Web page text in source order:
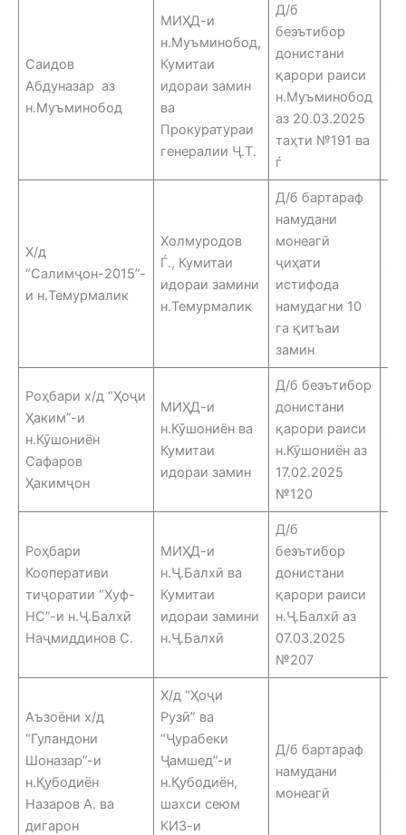
Саидов
Абдуназар аз
н.Муъминобод
МИҲД-и
н.Муъминобод,
Кумитаи
идораи замин
ва
Прокуратураи
генералии Ҷ.Т.
Д/б
беэътибор
донистани
қарори раиси
н.Муъминобод
аз 20.03.2025
таҳти №191 ва
ѓ
Х/д
“Салимҷон-2015”-
и н.Темурмалик
Холмуродов
Ѓ., Кумитаи
идораи замини
н.Темурмалик
Д/б бартараф
намудани
монеагӣ
ҷиҳати
истифода
намудагни 10
га қитъаи
замин
Роҳбари х/д “Ҳоҷи
Ҳаким”-и
н.Кӯшониён
Сафаров
Ҳакимҷон
МИҲД-и
н.Кӯшониён ва
Кумитаи
идораи замин
Д/б беэътибор
донистани
қарори раиси
н.Кӯшониён аз
17.02.2025
№120
Роҳбари
Кооперативи
тиҷоратии “Хуф-
НС”-и н.Ҷ.Балхӣ
Наҷмиддинов С.
МИҲД-и
н.Ҷ.Балхӣ ва
Кумитаи
идораи замини
н.Ҷ.Балхӣ
Д/б
беэътибор
донистани
қарори раиси
н.Ҷ.Балхӣ аз
07.03.2025
№207
Аъзоёни х/д
“Гуландони
Шоназар”-и
н.Қубодиён
Назаров А. ва
дигарон
Х/д “Ҳоҷи
Рузӣ” ва
“Ҷурабеки
Ҷамшед”-и
н.Қубодиён,
шахси сеюм
КИЗ-и
Д/б бартараф
намудани
монеагӣ